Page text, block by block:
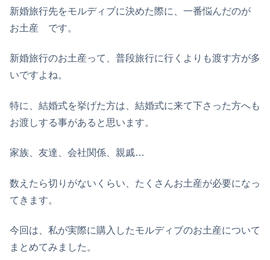
新婚旅行先をモルディブに決めた際に、一番悩んだのが
お土産 です。
新婚旅行のお土産って、普段旅行に行くよりも渡す方が多
いですよね。
特に、結婚式を挙げた方は、結婚式に来て下さった方へも
お渡しする事があると思います。
家族、友達、会社関係、親戚…
数えたら切りがないくらい、たくさんお土産が必要になっ
てきます。
今回は、私が実際に購入したモルディブのお土産について
まとめてみました。